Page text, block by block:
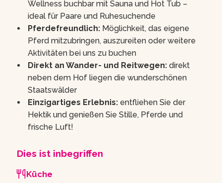
Wellness buchbar mit Sauna und Hot Tub –
ideal für Paare und Ruhesuchende
Pferdefreundlich:Möglichkeit, das eigene
Pferd mitzubringen, auszureiten oder weitere
Aktivitäten bei uns zu buchen
Direkt an Wander- und Reitwegen:direkt
neben dem Hof liegen die wunderschönen
Staatswälder
Einzigartiges Erlebnis:entfliehen Sie der
Hektik und genießen Sie Stille, Pferde und
frische Luft!
Dies ist inbegriffen
Küche